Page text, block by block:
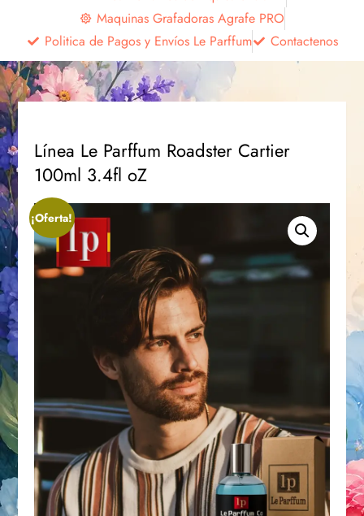
Maquinas Grafadoras Agrafe PRO
Politica de Pagos y Envíos Le Parffum
Contactenos
Línea Le Parffum Roadster Cartier
100ml 3.4fl oZ
¡Oferta!